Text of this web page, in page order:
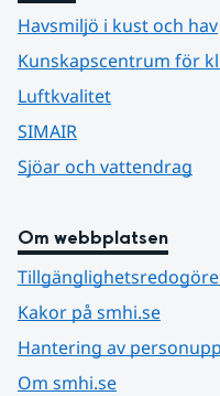
Havsmiljö i kust och hav
Kunskapscentrum för
Luftkvalitet
SIMAIR
Sjöar och vattendrag
Om webbplatsen
Kakor på smhi.se
Hantering av
Om smhi.se